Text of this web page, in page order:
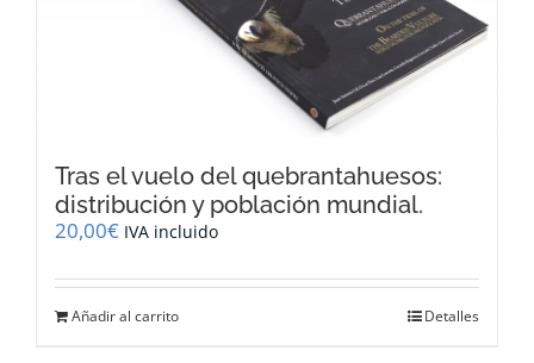
Tras el vuelo del quebrantahuesos:
distribución y población mundial.
20,00€ IVA incluido
Añadir al carrito Detalles